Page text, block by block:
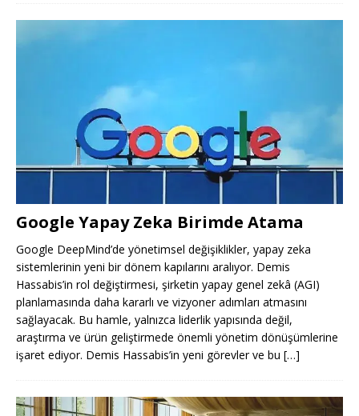
Google Yapay Zeka Birimde Atama
Google DeepMind’de yönetimsel değişiklikler, yapay zeka
sistemlerinin yeni bir dönem kapılarını aralıyor. Demis
Hassabis’in rol değiştirmesi, şirketin yapay genel zekâ (AGI)
planlamasında daha kararlı ve vizyoner adımları atmasını
sağlayacak. Bu hamle, yalnızca liderlik yapısında değil,
araştırma ve ürün geliştirmede önemli yönetim dönüşümlerine
işaret ediyor. Demis Hassabis’in yeni görevler ve bu […]